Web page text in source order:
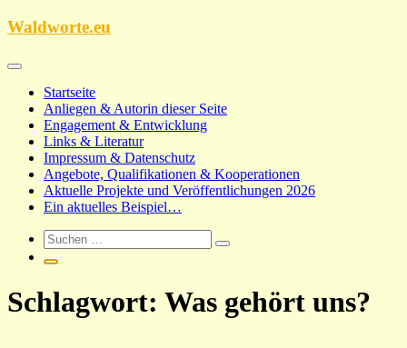
Zum
Waldworte.eu
Startseite
Anliegen & Autorin dieser Seite
Engagement & Entwicklung
Links & Literatur
Impressum & Datenschutz
Angebote, Qualifikationen & Kooperationen
Aktuelle Projekte und Veröffentlichungen 2026
Ein aktuelles Beispiel…
Schlagwort: Was gehört uns?